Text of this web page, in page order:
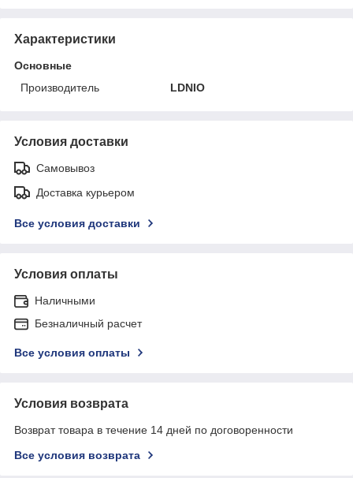
Характеристики
Основные
Производитель
LDNIO
Условия доставки
Самовывоз
Доставка курьером
Все условия доставки
Условия оплаты
Наличными
Безналичный расчет
Все условия оплаты
Условия возврата
Возврат товара в течение 14 дней по договоренности
Все условия возврата